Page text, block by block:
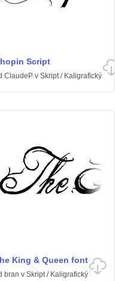
Script
ClaudeP v Skript/ Kaligrafický
King & Queen font
bran v Skript/ Kaligrafický